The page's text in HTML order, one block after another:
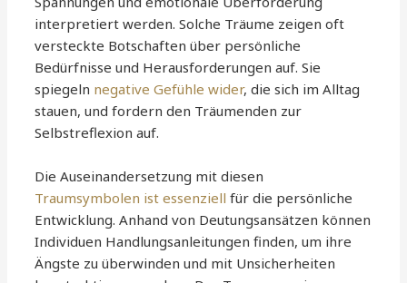
interpretiert werden. Solche Träume zeigen oft
versteckte Botschaften über persönliche
Bedürfnisse und Herausforderungen auf. Sie
spiegeln negative Gefühle wider, die sich im Alltag
stauen, und fordern den Träumenden zur
Selbstreflexion auf.
Die Auseinandersetzung mit diesen
Traumsymbolen ist essenziell für die persönliche
Entwicklung. Anhand von Deutungsansätzen können
Individuen Handlungsanleitungen finden, um ihre
Ängste zu überwinden und mit Unsicherheiten